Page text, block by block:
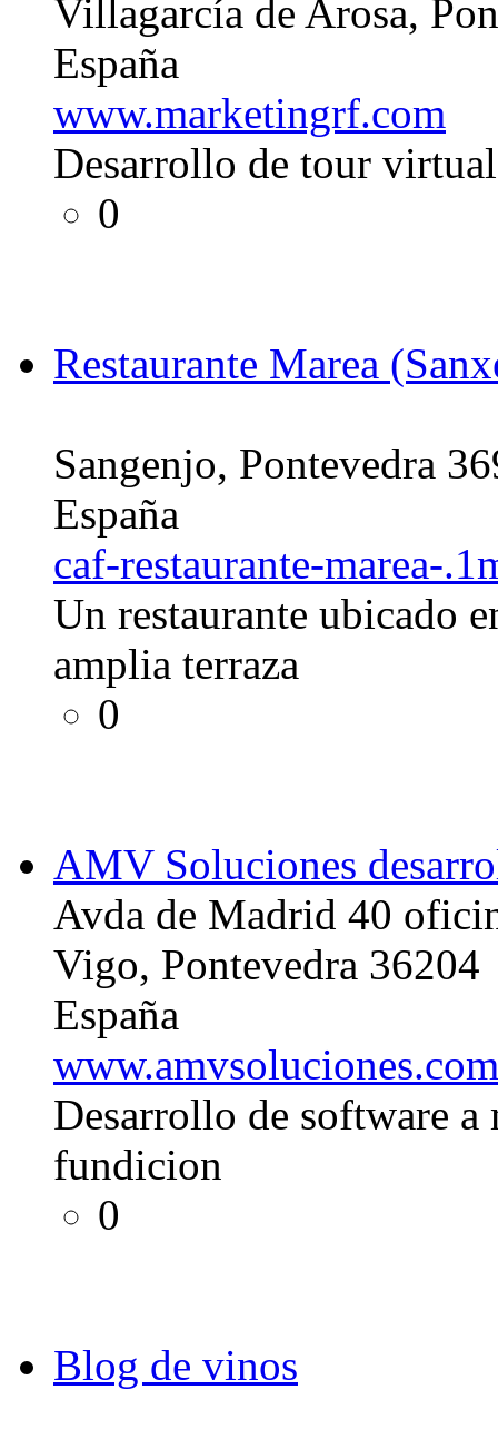
Villagarcía de Arosa,
España
www.marketingrf.com
Desarrollo de tour
0
Restaurante Marea
Sangenjo, Pontevedra
España
caf-restaurante-marea-
Un restaurante ubicado
amplia terraza
0
AMV Soluciones
Avda de Madrid 40
Vigo, Pontevedra 36204
España
Desarrollo de software
fundicion
0
Blog de vinos